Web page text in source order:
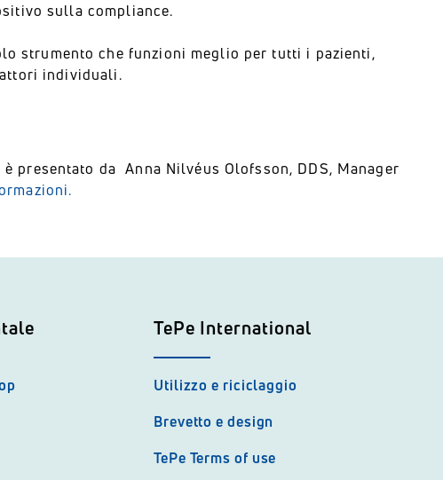
sulla compliance.
strumento che funzioni meglio per tutti i pazienti,
individuali.
presentato da Anna Nilvéus Olofsson, DDS, Manager
TePe International
Utilizzo e riciclaggio
Brevetto e design
TePe Terms of use